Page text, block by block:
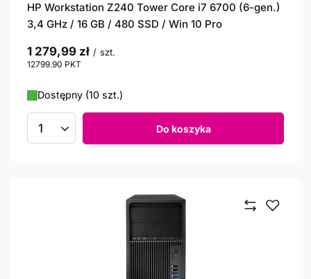
HP Workstation Z240 Tower Core i7 6700 (6-gen.)
3,4 GHz / 16 GB / 480 SSD / Win 10 Pro
1 279,99 zł / szt.
12799.90 PKT
Dostępny (10 szt.)
Ilość produktów Do koszyka